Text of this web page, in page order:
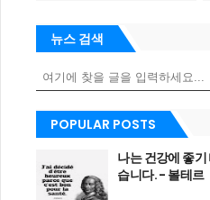
뉴스 검색
POPULAR POSTS
나는 건강에 좋
습니다. - 볼테르